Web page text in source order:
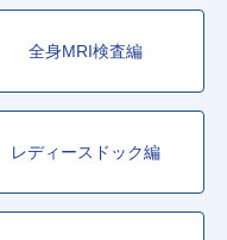
全身MRI検査編
レディースドック編